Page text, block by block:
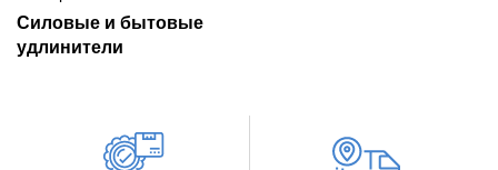
Силовые и бытовые
удлинители